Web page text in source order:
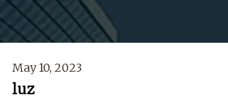
May 10, 2023
luz